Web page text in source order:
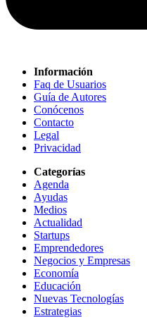
Información
Faq de Usuarios
Guía de Autores
Conócenos
Contacto
Legal
Privacidad
Categorías
Agenda
Ayudas
Medios
Actualidad
Startups
Emprendedores
Negocios y Empresas
Economía
Educación
Nuevas Tecnologías
Estrategias